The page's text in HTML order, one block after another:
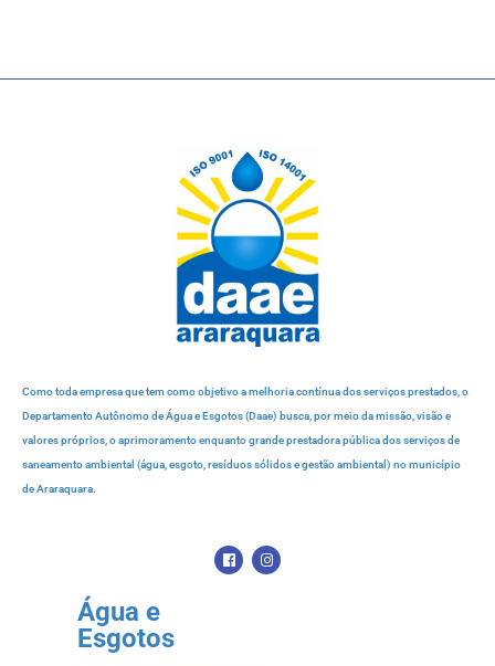
Como toda empresa que tem como objetivo a melhoria contínua dos serviços prestados, o
Departamento Autônomo de Água e Esgotos (Daae) busca, por meio da missão, visão e
valores próprios, o aprimoramento enquanto grande prestadora pública dos serviços de
saneamento ambiental (água, esgoto, resíduos sólidos e gestão ambiental) no município
de Araraquara.
Água e
Esgotos